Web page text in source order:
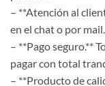
– **Atención al
en el chat o por
– **Pago seguro.**
pagar con total
– **Producto de